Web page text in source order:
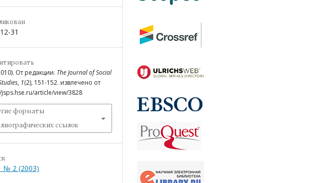
31
От редакции. The Journal of Social
, 1(2), 151-152. извлечено от
article/view/3828
форматы
ссылок
№ 2 (2003)